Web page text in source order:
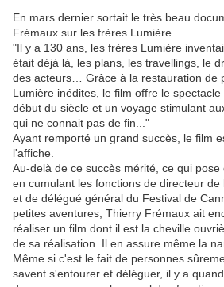
En mars dernier sortait le très beau
Frémaux sur les frères Lumière.
"Il y a 130 ans, les frères Lumière
était déjà là, les plans, les travellings, le
des acteurs… Grâce à la restauration de
Lumière inédites, le film offre le
début du siècle et un voyage stimulant
qui ne connait pas de fin..."
Ayant remporté un grand succès, le film
l'affiche.
Au-delà de ce succès mérité, ce qui
en cumulant les fonctions de directeur de
et de délégué général du Festival de
petites aventures, Thierry Frémaux ait
réaliser un film dont il est la cheville
de sa réalisation. Il en assure même la
Même si c'est le fait de personnes
savent s'entourer et déléguer, il y a